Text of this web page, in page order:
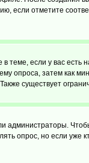
если отметите
теме, если у вас
опроса, затем как
существует
опрос, но если